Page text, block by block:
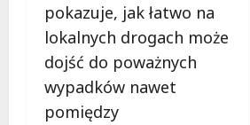
pokazuje, jak łatwo na
lokalnych drogach może
dojść do poważnych
wypadków nawet
pomiędzy